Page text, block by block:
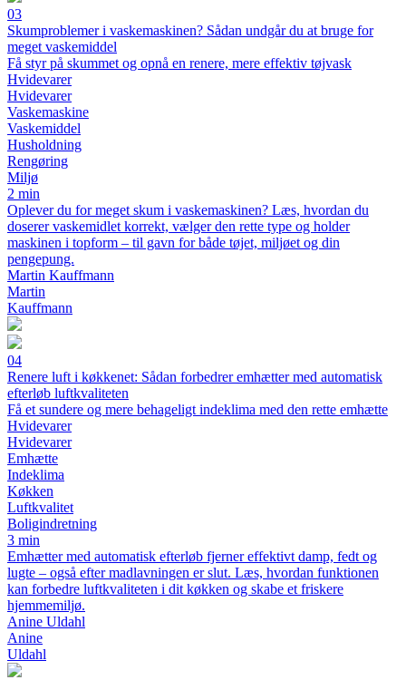
03
Skumproblemer i vaskemaskinen? Sådan undgår du at bruge for
meget vaskemiddel
Få styr på skummet og opnå en renere, mere effektiv tøjvask
Hvidevarer
Hvidevarer
Vaskemaskine
Vaskemiddel
Husholdning
Rengøring
Miljø
2 min
Oplever du for meget skum i vaskemaskinen? Læs, hvordan du
doserer vaskemidlet korrekt, vælger den rette type og holder
maskinen i topform – til gavn for både tøjet, miljøet og din
pengepung.
Martin Kauffmann
Martin
Kauffmann
04
Renere luft i køkkenet: Sådan forbedrer emhætter med automatisk
efterløb luftkvaliteten
Få et sundere og mere behageligt indeklima med den rette emhætte
Hvidevarer
Hvidevarer
Emhætte
Indeklima
Køkken
Luftkvalitet
Boligindretning
3 min
Emhætter med automatisk efterløb fjerner effektivt damp, fedt og
lugte – også efter madlavningen er slut. Læs, hvordan funktionen
kan forbedre luftkvaliteten i dit køkken og skabe et friskere
hjemmemiljø.
Anine Uldahl
Anine
Uldahl